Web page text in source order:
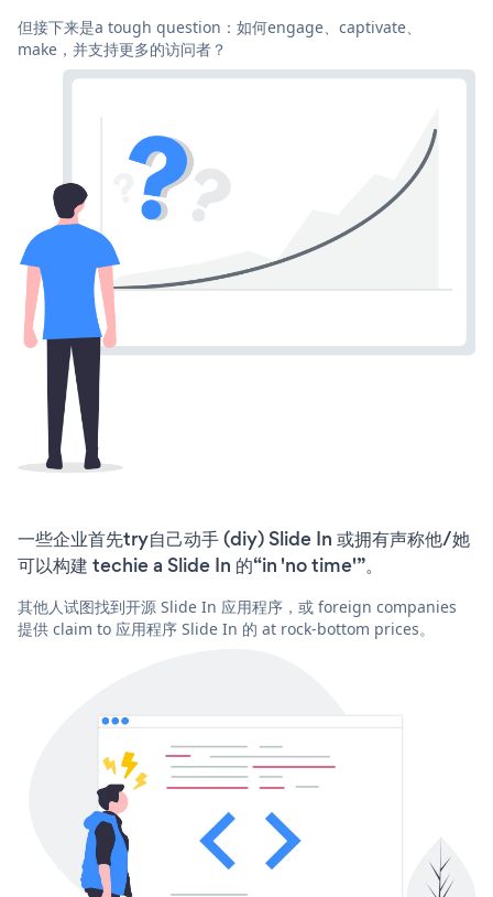
但接下来是a tough question：如何engage、captivate、
make，并支持更多的访问者？
一些企业首先try自己动手 (diy) Slide In 或拥有声称他/她
可以构建 techie a Slide In 的“in 'no time'”。
其他人试图找到开源 Slide In 应用程序，或 foreign companies
提供 claim to 应用程序 Slide In 的 at rock-bottom prices。